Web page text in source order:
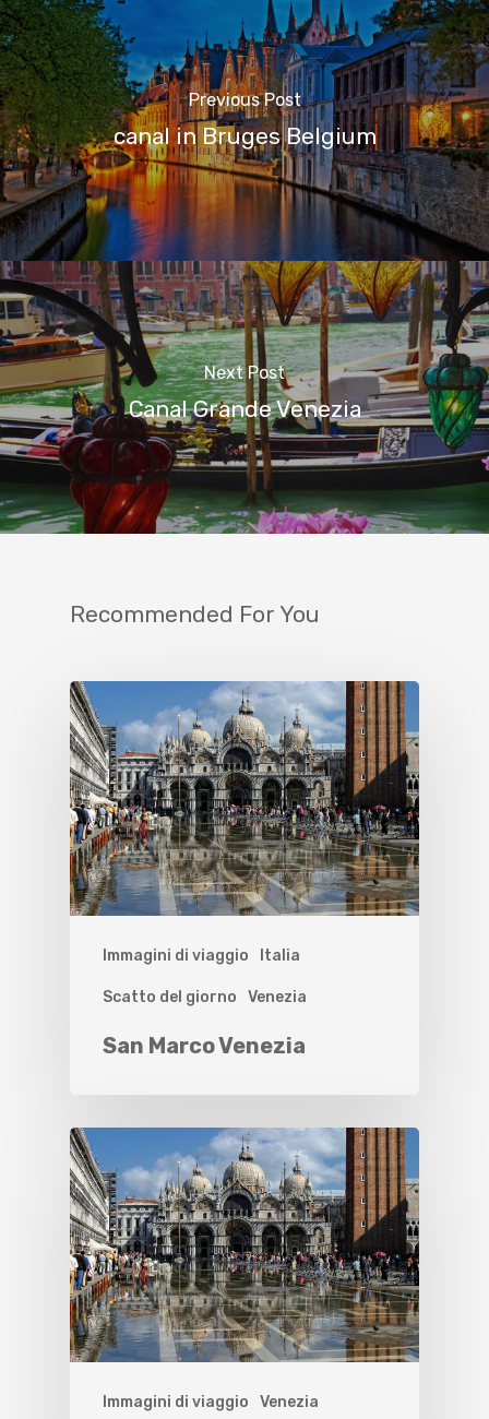
Previous Post
canal in Bruges Belgium
Next Post
Canal Grande Venezia
Recommended For You
Immagini di viaggio Italia
Scatto del giorno Venezia
San Marco Venezia
Immagini di viaggio Venezia